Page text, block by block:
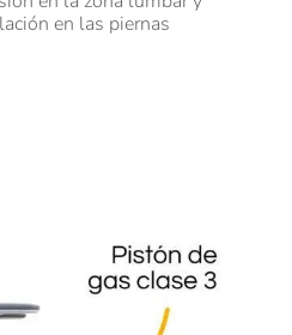
en las piernas